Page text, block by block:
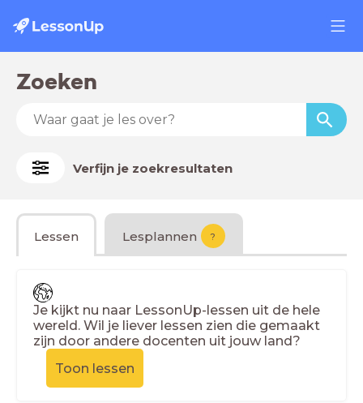
Zoeken
Verfijn je zoekresultaten
Lessen Lesplannen ?
Je kijkt nu naar LessonUp-lessen uit de hele
wereld. Wil je liever lessen zien die gemaakt
zijn door andere docenten uit jouw land?
Toon lessen